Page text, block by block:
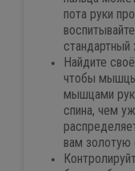
пота руки
стандартный
Найдите
чтобы
мышцами
спина, чем
вам золотую